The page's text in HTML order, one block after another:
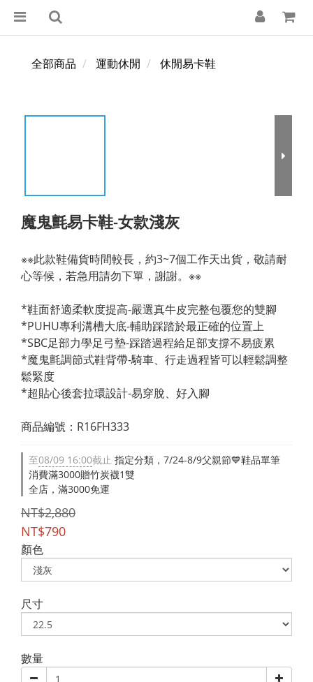
全部商品 運動休閒 休閒易卡鞋
魔鬼氈易卡鞋-女款淺灰
※※此款鞋備貨時間較長，約3~7個工作天出貨，敬請耐
心等候，若急用請勿下單，謝謝。※※
*鞋面舒適柔軟度提高-嚴選真牛皮完整包覆您的雙腳
*PUHU專利溝槽大底-輔助踩踏於最正確的位置上
*SBC足部力學足弓墊-踩踏過程給足部支撐不易疲累
*魔鬼氈調節式鞋背帶-騎車、行走過程皆可以輕鬆調整
鬆緊度
*超貼心後套拉環設計-易穿脫、好入腳
商品編號：R16FH333
至08/09 16:00截止 指定分類，7/24-8/9父親節💙鞋品單筆
消費滿3000贈竹炭襪1雙
全店，滿3000免運
NT$2,880
NT$790
顏色
尺寸
數量